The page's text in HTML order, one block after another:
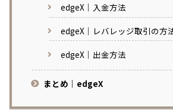
edgeX｜入金方法
edgeX｜レバレッジ取引の方
edgeX｜出金方法
まとめ｜edgeX